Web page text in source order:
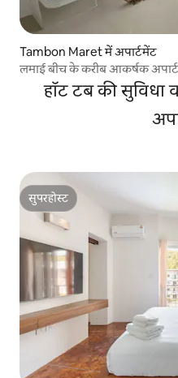
Tambon Maret में अपार्टमेंट
लमाई बीच के करीब आकर्षक
हॉट टब की सुविधा
सुपरहोस्ट
सुपरहोस्ट